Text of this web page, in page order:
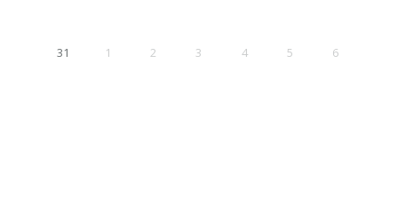
31 1 2 3 4 5 6